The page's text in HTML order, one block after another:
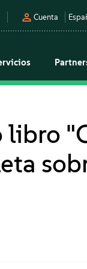
Cuenta
libro